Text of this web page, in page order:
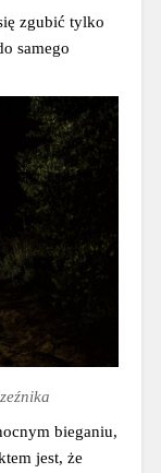
zgubić tylko
samego
bieganiu,
jest, że